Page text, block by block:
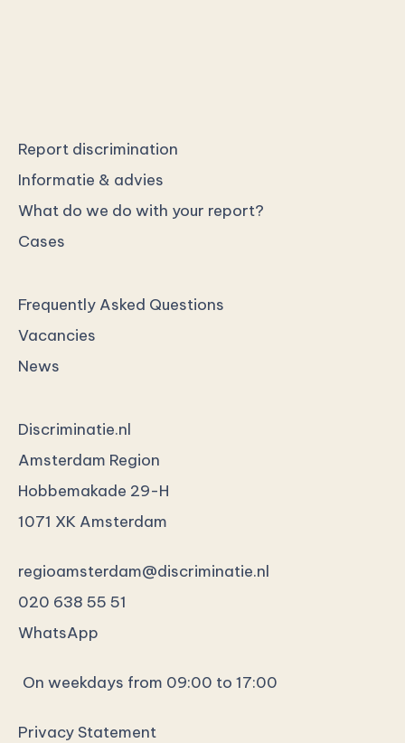
Report discrimination
Informatie & advies
What do we do with your report?
Cases
Frequently Asked Questions
Vacancies
News
Discriminatie.nl
Amsterdam Region
Hobbemakade 29-H
1071 XK Amsterdam
regioamsterdam@discriminatie.nl
020 638 55 51
WhatsApp
On weekdays from 09:00 to 17:00
Privacy Statement